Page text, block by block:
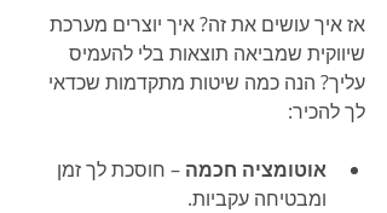
אז איך עושים את זה? איך יוצרים מערכת
שיווקית שמביאה תוצאות בלי להעמיס
עליך? הנה כמה שיטות מתקדמות שכדאי
לך להכיר:
אוטומציה חכמה – חוסכת לך זמן
ומבטיחה עקביות.